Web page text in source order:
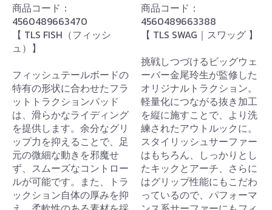
商品コード：
4560489663470
【 TLS FISH（フィッシ
ュ）】
フィッシュテールボードの
特有の形状に合わせたフラ
ットトラクションパッド
は、滑らかなライディング
を提供します。余分なグリ
ップ力を抑えることで、足
元の微細な動きを邪魔せ
ず、スムーズなコントロー
ルが可能です。また、トラ
ックション自体の厚みを抑
商品コード：
4560489663388
【 TLS SWAG｜スワッグ 】
挑戦しつづけるビッグウェ
ーバー金尾玲生が監修した
オリジナルトラクション。
軽量化につながる抜き加工
を縦に施すことで、より洗
練されたアウトルックに。
スタイリッシュサーファー
はもちろん、しっかりとし
たキックとアーチ、さらに
はグリップ性能にもこだわ
っているので、パフォーマ